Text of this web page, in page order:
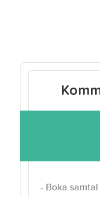
- Boka